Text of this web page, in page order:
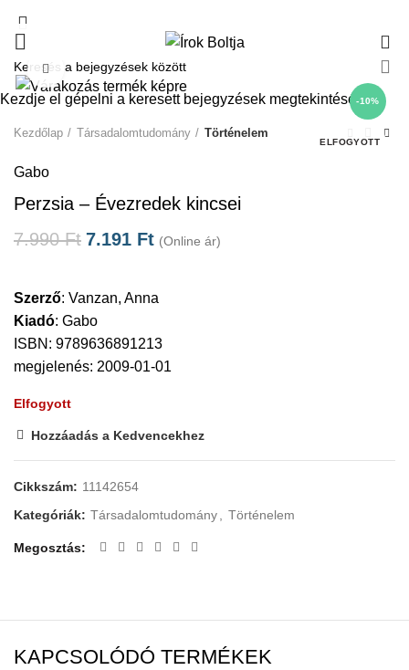
-10%
ELFOGYOTT
Click to enlarge
Kezdőlap Társadalomtudomány Történelem
Gabo
Perzsia – Évezredek kincsei
7.990Ft 7.191 Ft (Online ár)
Szerző: Vanzan, Anna
Kiadó: Gabo
ISBN: 9789636891213
megjelenés: 2009-01-01
Elfogyott
Hozzáadás a Kedvencekhez
Cikkszám: 11142654
Kategóriák: Társadalomtudomány, Történelem
Megosztás
KAPCSOLÓDÓ TERMÉKEK
Kezdje el gépelni a keresett bejegyzések megtekintéséhez.